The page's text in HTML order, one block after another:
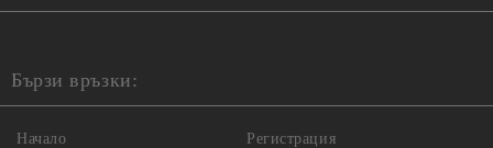
Бързи връзки:
Начало Регистрация